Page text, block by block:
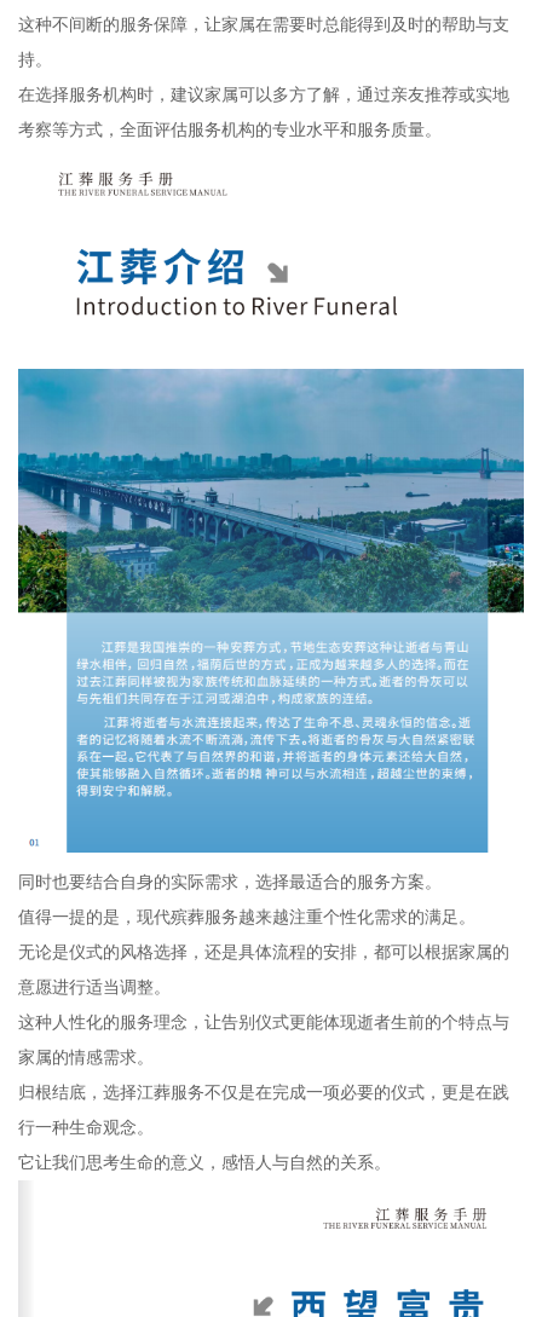
这种不间断的服务保障，让家属在需要时总能得到及时的帮助与支
持。
在选择服务机构时，建议家属可以多方了解，通过亲友推荐或实地
考察等方式，全面评估服务机构的专业水平和服务质量。
同时也要结合自身的实际需求，选择最适合的服务方案。
值得一提的是，现代殡葬服务越来越注重个性化需求的满足。
无论是仪式的风格选择，还是具体流程的安排，都可以根据家属的
意愿进行适当调整。
这种人性化的服务理念，让告别仪式更能体现逝者生前的个特点与
家属的情感需求。
归根结底，选择江葬服务不仅是在完成一项必要的仪式，更是在践
行一种生命观念。
它让我们思考生命的意义，感悟人与自然的关系。